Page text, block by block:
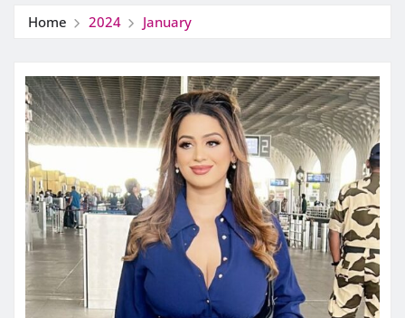
Home 2024 January